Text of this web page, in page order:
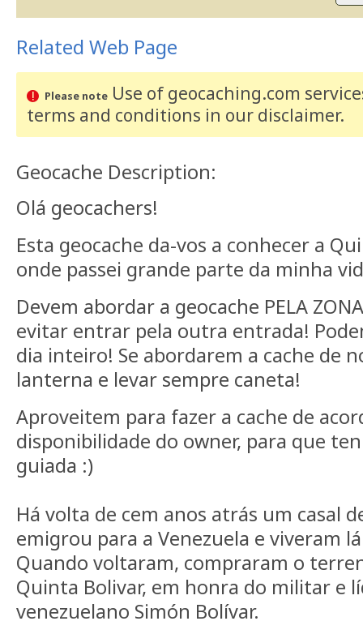
Related Web Page
Please noteUse of geocaching.com
terms and conditions in our disclaimer.
Geocache Description:
Olá geocachers!
Esta geocache da-vos a conhecer a
onde passei grande parte da minha
Devem abordar a geocache PELA
evitar entrar pela outra entrada!
dia inteiro! Se abordarem a cache de
lanterna e levar sempre caneta!
Aproveitem para fazer a cache de
disponibilidade do owner, para que
guiada :)
Há volta de cem anos atrás um casal
emigrou para a Venezuela e viveram
Quando voltaram, compraram o
Quinta Bolivar, em honra do militar e
venezuelano Simón Bolívar.